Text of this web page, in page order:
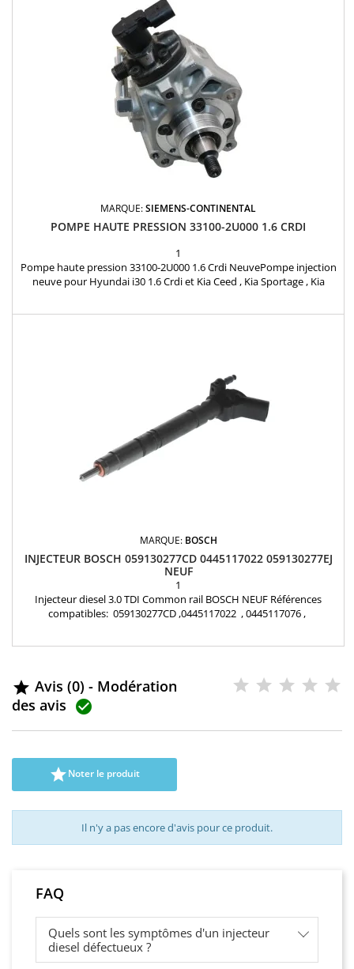
MARQUE:SIEMENS-CONTINENTAL
POMPE HAUTE PRESSION 33100-2U000 1.6 CRDI
1
Pompe haute pression 33100-2U000 1.6 Crdi NeuvePompe injection
neuve pour Hyundai i30 1.6 Crdi et Kia Ceed , Kia Sportage , Kia
MARQUE: BOSCH
INJECTEUR BOSCH 059130277CD 0445117022 059130277EJ
NEUF
1
Injecteur diesel 3.0 TDI Common rail BOSCH NEUF Références
compatibles: 059130277CD ,0445117022 , 0445117076 ,
 Avis (0) - Modération
des avis 
Noter le produit
Il n'y a pas encore d'avis pour ce produit.
FAQ
Quels sont les symptômes d'un injecteur
diesel défectueux ?